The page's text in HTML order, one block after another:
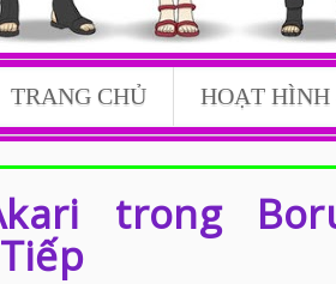
Nghệ, Cuộc
TRANG CHỦ HOẠT
trong